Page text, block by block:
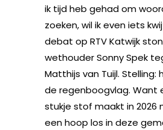
ik tijd heb gehad om
zoeken, wil ik even iets
debat op RTV Katwijk
wethouder Sonny Spek
Matthijs van Tuijl. Stelling:
de regenboogvlag. Want
stukje stof maakt in 2026
een hoop los in deze